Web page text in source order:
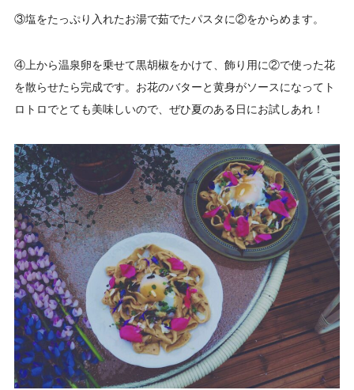
③塩をたっぷり入れたお湯で茹でたパスタに②をからめます。
④上から温泉卵を乗せて黒胡椒をかけて、飾り用に②で使った花
を散らせたら完成です。お花のバターと黄身がソースになってト
ロトロでとても美味しいので、ぜひ夏のある日にお試しあれ！